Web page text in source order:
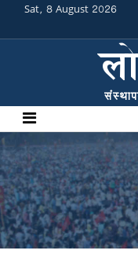
Sat, 8 August 2026